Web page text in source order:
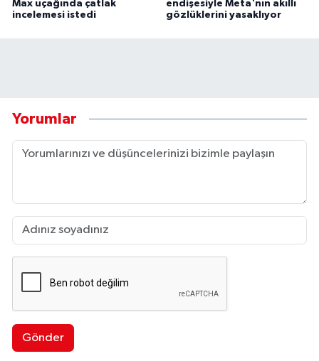
Max uçağında çatlak
incelemesi istedi
endişesiyle Meta'nın akıllı
gözlüklerini yasaklıyor
Yorumlar
Gönder